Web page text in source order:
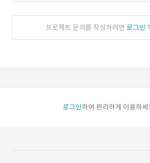
프로젝트 문의를 작성하려면 로그인
로그인하여 편리하게 이용하세